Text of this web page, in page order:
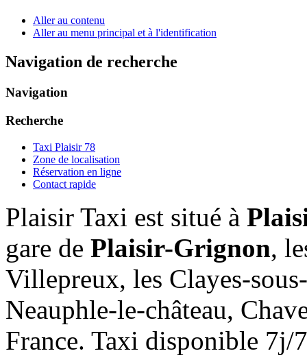
Aller au contenu
Aller au menu principal et à l'identification
Navigation de recherche
Navigation
Recherche
Taxi Plaisir 78
Zone de localisation
Réservation en ligne
Contact rapide
Plaisir Taxi est situé à
gare de Plaisir-Grignon,
Villepreux, les Clayes-
Neauphle-le-château,
France. Taxi disponible 7j/